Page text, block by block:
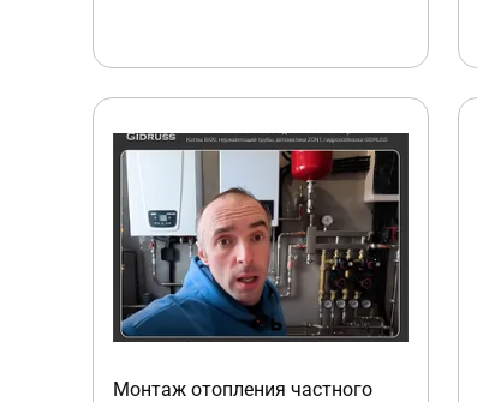
Монтаж отопления частного